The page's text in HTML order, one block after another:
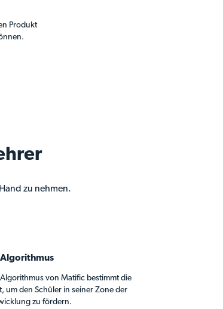
Produkt
zu nehmen.
von Matific bestimmt die
um den Schüler in seiner Zone der
zu fördern.